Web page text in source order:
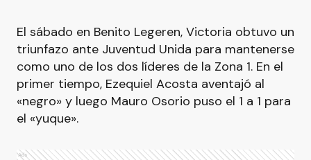
El sábado en Benito Legeren, Victoria obtuvo un
triunfazo ante Juventud Unida para mantenerse
como uno de los dos líderes de la Zona 1. En el
primer tiempo, Ezequiel Acosta aventajó al
«negro» y luego Mauro Osorio puso el 1 a 1 para
el «yuque».
Ads